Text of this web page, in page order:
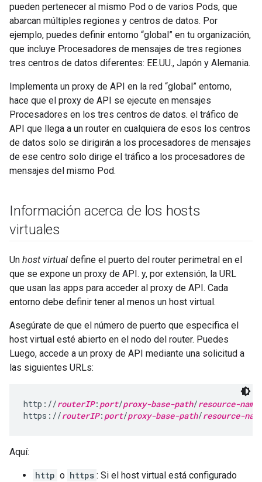
pueden pertenecer al mismo Pod o de varios Pods, que
abarcan múltiples regiones y centros de datos. Por
ejemplo, puedes definir entorno “global” en tu organización,
que incluye Procesadores de mensajes de tres regiones
tres centros de datos diferentes: EE.UU., Japón y Alemania.
Implementa un proxy de API en la red “global” entorno,
hace que el proxy de API se ejecute en mensajes
Procesadores en los tres centros de datos. el tráfico de
API que llega a un router en cualquiera de esos los centros
de datos solo se dirigirán a los procesadores de mensajes
de ese centro solo dirige el tráfico a los procesadores de
mensajes del mismo Pod.
Información acerca de los hosts
virtuales
Un host virtual define el puerto del router perimetral en el
que se expone un proxy de API. y, por extensión, la URL
que usan las apps para acceder al proxy de API. Cada
entorno debe definir tener al menos un host virtual.
Asegúrate de que el número de puerto que especifica el
host virtual esté abierto en el nodo del router. Puedes
Luego, accede a un proxy de API mediante una solicitud a
las siguientes URLs:
http://routerIP: port/proxy-base-path/resource-name
https://routerIP: port/proxy-base-path/resource-
Aquí:
http o https : Si el host virtual está configurado